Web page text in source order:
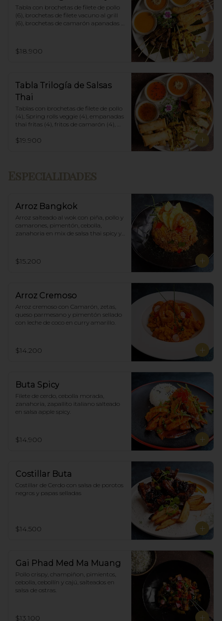
Tabla con brochetas de filete de pollo
(6), brochetas de filete vacuno al grill
(6), brochetas de camarón apanadas
amarillo.
$18.900
Tabla Trilogía de Salsas
Thai
Tablas con brochetas de filete de pollo
(4), Spring rolls veggie (4), empanadas
thai fritas (4), fritos de camarón (4),
Salsa de Maní y Soja spicy.
$19.900
Arroz Bangkok
Arroz salteado al wok con piña, pollo y
camarones, pimentón, cebolla,
zanahoria en mix de salsa thai spicy y
$15.200
Arroz Cremoso
Arroz cremoso con Camarón, zetas,
queso parmesano y pimentón sellado
con leche de coco en curry amarillo.
$14.200
Buta Spicy
Filete de cerdo, cebolla morada,
zanahoria, zapallito italiano salteado
en salsa apple spicy.
$14.900
Costillar Buta
Costillar de Cerdo con salsa de porotos
negros y papas selladas
$14.500
Gai Phad Med Ma Muang
Pollo crispy, champiñon, pimientos,
cebolla, cebollín y cajú, salteados en
salsa de ostras.
$13.100